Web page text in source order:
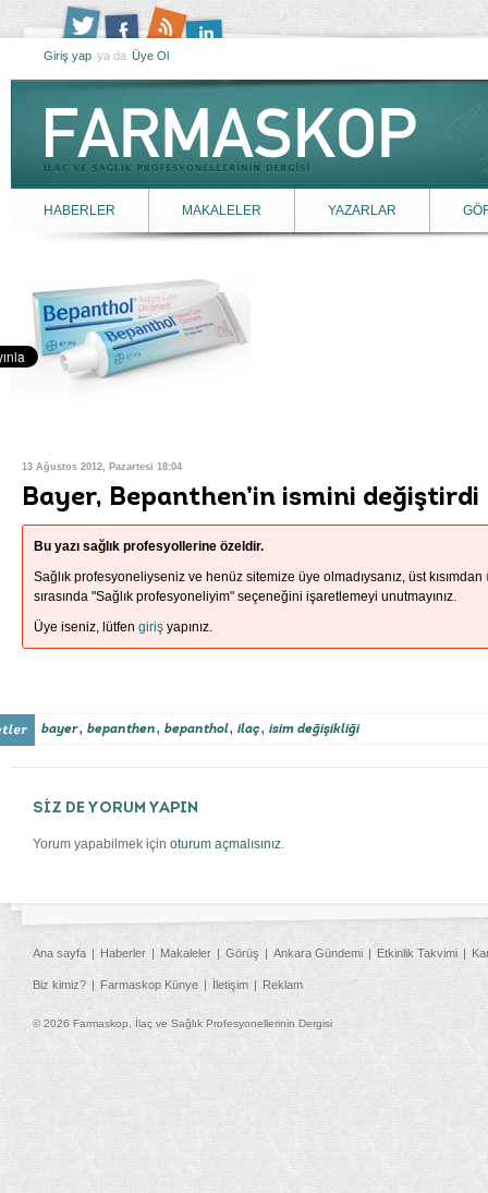
Giriş yap ya da Üye Ol
HABERLER MAKALELER YAZARLAR
13 Ağustos 2012, Pazartesi 18:04
Bayer, Bepanthen’in ismini değiştirdi
Bu yazı sağlık profesyollerine özeldir.
Sağlık profesyoneliyseniz ve henüz sitemize üye olmadıysanız, üst kısımdan
sırasında "Sağlık profesyoneliyim" seçeneğini işaretlemeyi unutmayınız.
Üye iseniz, lütfen giriş yapınız.
bayer, bepanthen, bepanthol, ilaç, isim değişikliği
SİZ DE YORUM YAPIN
Yorum yapabilmek için oturum açmalısınız.
Ana sayfa Haberler Makaleler Görüş Ankara Gündemi Etkinlik Takvimi
Biz kimiz? Farmaskop Künye İletişim Reklam
© 2026 Farmaskop, İlaç ve Sağlık Profesyonellerinin Dergisi